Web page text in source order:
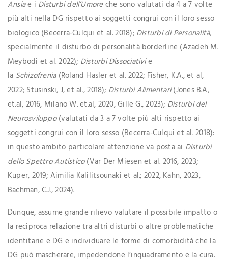
Ansiae i Disturbi dell’Umoreche sono valutati da 4 a 7 volte
più alti nella DG rispetto ai soggetti congrui con il loro sesso
biologico (Becerra-Culqui et al. 2018); Disturbi di Personalità,
specialmente il disturbo di personalità borderline (Azadeh M.
Meybodi et al. 2022); Disturbi Dissociativie
la Schizofrenia (Roland Hasler et al. 2022; Fisher, K.A., et al,
2022; Stusinski, J, et al., 2018); Disturbi Alimentari(Jones B.A,
et.al, 2016, Milano W. et.al, 2020, Gille G., 2023); Disturbi del
Neurosviluppo(valutati da 3 a 7 volte più alti rispetto ai
soggetti congrui con il loro sesso (Becerra-Culqui et al. 2018):
in questo ambito particolare attenzione va posta ai Disturbi
dello SpettroAutistico(Var Der Miesen et al. 2016, 2023;
Kuper, 2019; Aimilia Kalilitsounaki et al.; 2022, Kahn, 2023,
Bachman, C.J., 2024).
Dunque, assume grande rilievo valutare il possibile impatto o
la reciproca relazione tra altri disturbi o altre problematiche
identitarie e DG e individuare le forme di comorbidità che la
DG può mascherare, impedendone l’inquadramento e la cura.